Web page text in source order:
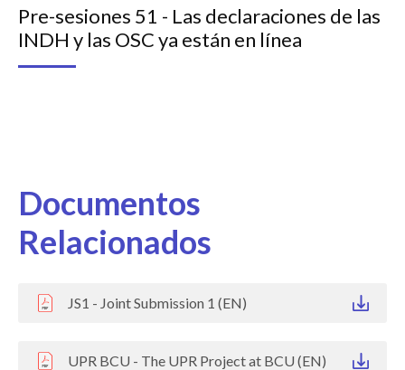
Pre-sesiones 51 - Las declaraciones de las
INDH y las OSC ya están en línea
Documentos
Relacionados
JS1 - Joint Submission 1 (EN)
UPR BCU - The UPR Project at BCU (EN)